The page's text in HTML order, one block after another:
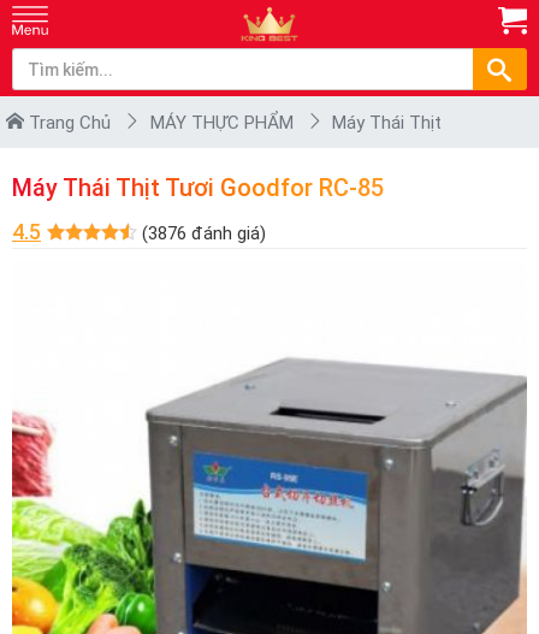
Trang Chủ MÁY THỰC PHẨM Máy Thái Thịt
Máy Thái Thịt Tươi Goodfor RC-85
4.5 (3876 đánh giá)